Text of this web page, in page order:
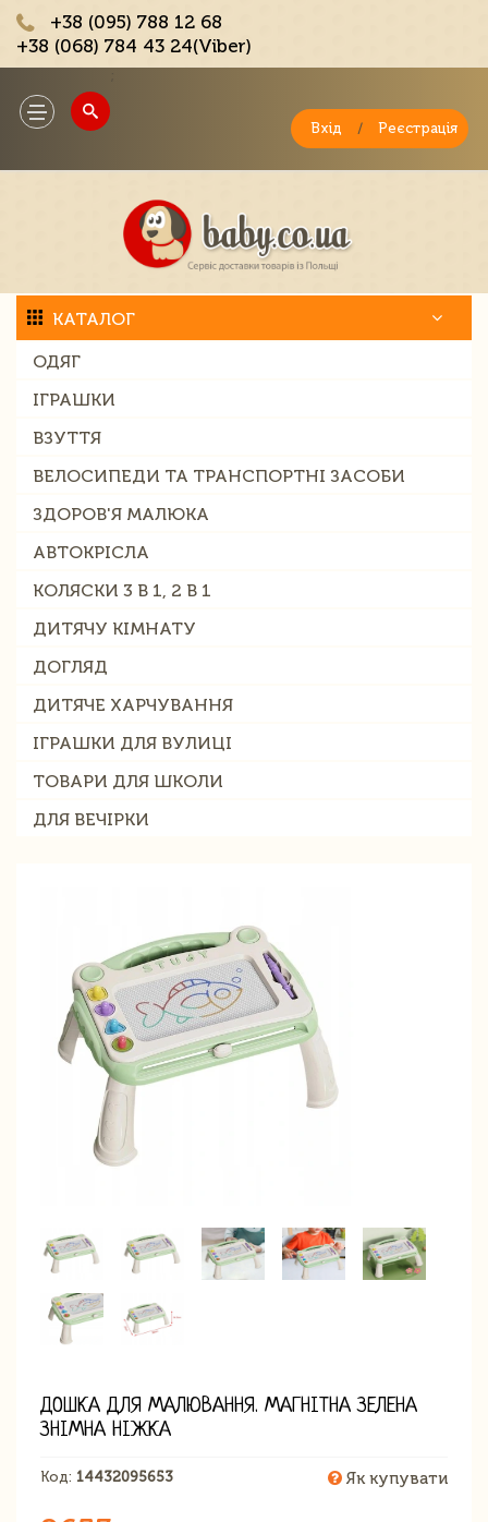
+38 (095) 788 12 68
+38 (068) 784 43 24(Viber)
Toggle
navigation
Вхід / Реєстрація
КАТАЛОГ
ОДЯГ
ІГРАШКИ
ВЗУТТЯ
ВЕЛОСИПЕДИ ТА ТРАНСПОРТНІ ЗАСОБИ
ЗДОРОВ'Я МАЛЮКА
АВТОКРІСЛА
КОЛЯСКИ 3 В 1, 2 В 1
ДИТЯЧУ КІМНАТУ
ДОГЛЯД
ДИТЯЧЕ ХАРЧУВАННЯ
ІГРАШКИ ДЛЯ ВУЛИЦІ
ТОВАРИ ДЛЯ ШКОЛИ
ДЛЯ ВЕЧІРКИ
ДОШКА ДЛЯ МАЛЮВАННЯ. МАГНІТНА ЗЕЛЕНА
ЗНІМНА НІЖКА
Код: 14432095653 Як купувати